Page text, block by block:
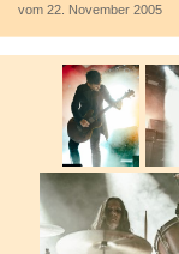
vom 22. November 2005